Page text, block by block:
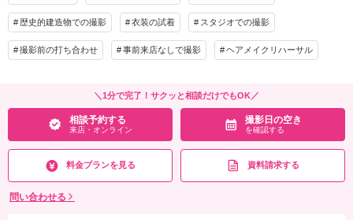
歴史的建造物での撮影 衣装の試着 スタジオでの撮影
撮影前の打ち合わせ 事前来店なしで撮影 ヘアメイクリハーサル
＼1分で完了！サクッと相談だけでもOK／
相談予約する
来店・オンライン
撮影日の空き
を確認する
料金プランを見る 資料請求する
問い合わせる